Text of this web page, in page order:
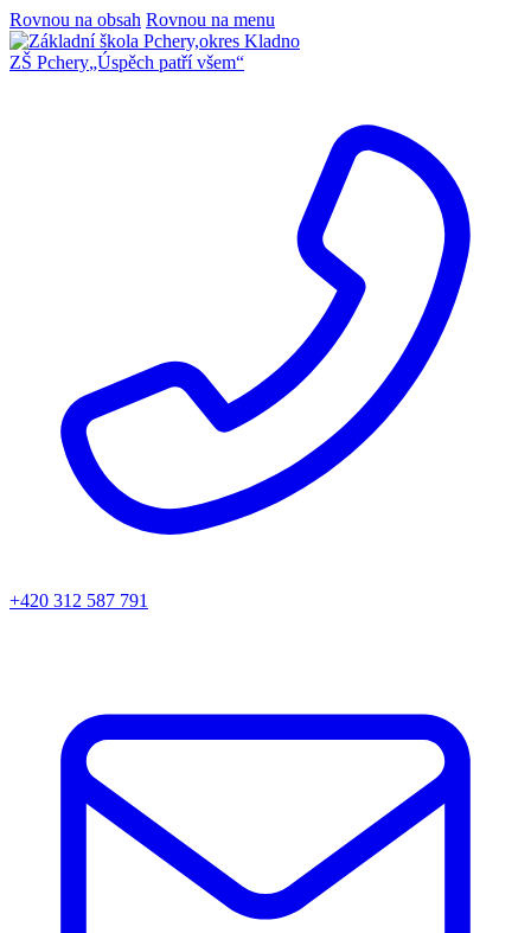
Rovnou na obsah Rovnou na menu
ZŠ Pchery„Úspěch patří všem“
+420 312 587 791